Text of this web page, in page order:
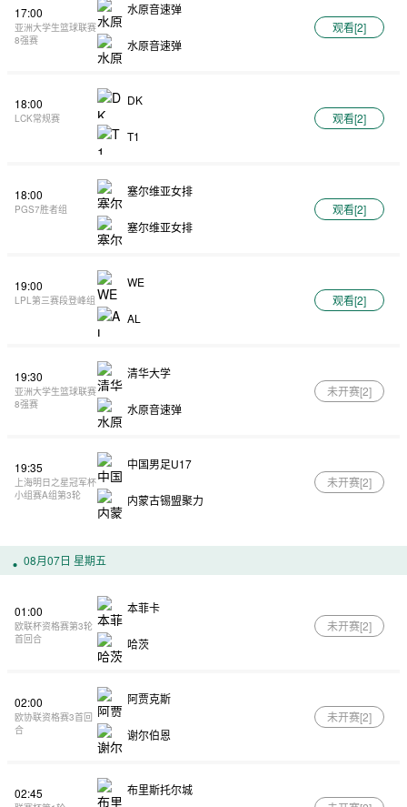
17:00
亚洲大学生篮球联赛
8强赛
水原音速弹
水原音速弹
观看[2]
18:00
LCK常规赛
DK
T1
观看[2]
18:00
PGS7胜者组
塞尔维亚女排
塞尔维亚女排
观看[2]
19:00
LPL第三赛段登峰组
WE
AL
观看[2]
19:30
亚洲大学生篮球联赛
8强赛
清华大学
水原音速弹
未开赛[2]
19:35
上海明日之星冠军杯
小组赛A组第3轮
中国男足U17
内蒙古锡盟聚力
未开赛[2]
08月07日 星期五
01:00
欧联杯资格赛第3轮
首回合
本菲卡
哈茨
未开赛[2]
02:00
欧协联资格赛3首回
合
阿贾克斯
谢尔伯恩
未开赛[2]
02:45
布里斯托尔城